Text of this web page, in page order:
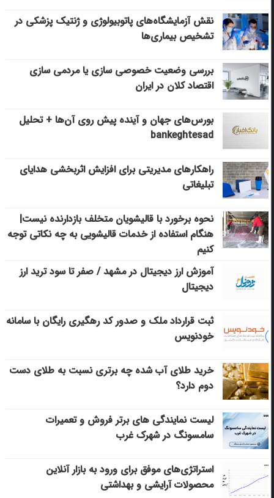
نقش آزمایشگاه‌های پاتوبیولوژی و ژنتیک پزشکی در
تشخیص بیماری‌ها
بررسی وضعیت خصوصی سازی یا مردمی سازی
اقتصاد کلان در ایران
بورس‌های جهان و آینده پیش روی آن‌ها + تحلیل
bankeghtesad
راهکارهای مدیریتی برای افزایش اثربخشی هدایای
تبلیغاتی
نحوه برخورد با قالیشویان متخلف بازدارنده نیست|
هنگام استفاده از خدمات قالیشویی به چه نکاتی توجه
کنیم
آموزش ارز دیجیتال در مشهد / صفر تا سود ترید ارز
دیجیتال
ثبت قرارداد ملک و صدور کد رهگیری رایگان با سامانه
خودنویس
خرید طلای آب شده چه برتری نسبت به طلای دست
دوم دارد؟
لیست نمایندگی های برتر فروش و تعمیرات
سامسونگ در شهرک غرب
استراتژی‌های موفق برای ورود به بازار آنلاین
محصولات آرایشی و بهداشتی